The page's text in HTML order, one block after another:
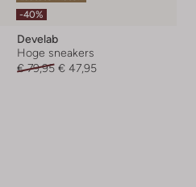
-40%
Develab
Hoge sneakers
€ 79,95 € 47,95